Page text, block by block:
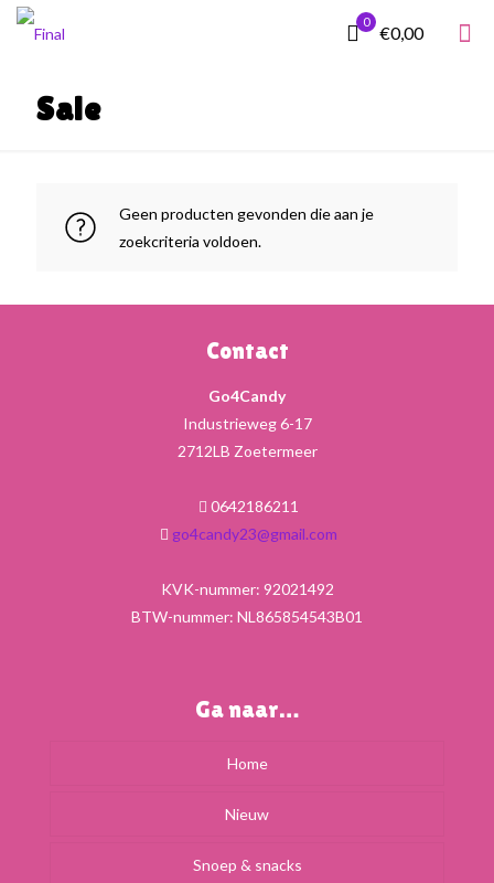
0
€0,00
Sale
Geen producten gevonden die aan je
zoekcriteria voldoen.
Contact
Go4Candy
Industrieweg 6-17
2712LB Zoetermeer
0642186211
go4candy23@gmail.com
KVK-nummer: 92021492
BTW-nummer: NL865854543B01
Ga naar…
Home
Nieuw
Snoep & snacks